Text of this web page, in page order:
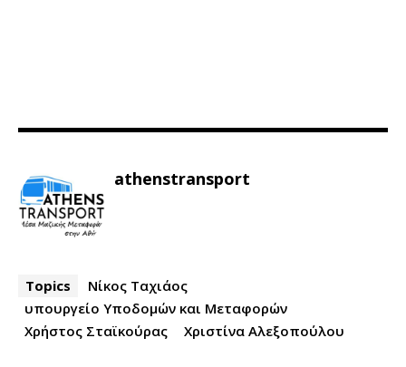
athenstransport
Topics
Νίκος Ταχιάος
υπουργείο Υποδομών και Μεταφορών
Χρήστος Σταϊκούρας
Χριστίνα Αλεξοπούλου